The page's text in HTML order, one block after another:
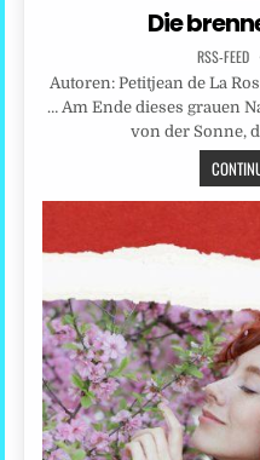
Die
RSS-FEED
Autoren: Petitjean de La
… Am Ende dieses grauen
von der Sonne,